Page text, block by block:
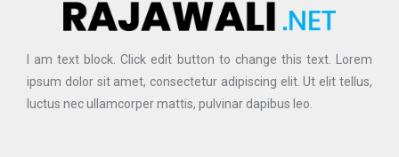
I am text block. Click edit button to change this text. Lorem
ipsum dolor sit amet, consectetur adipiscing elit. Ut elit tellus,
luctus nec ullamcorper mattis, pulvinar dapibus leo.